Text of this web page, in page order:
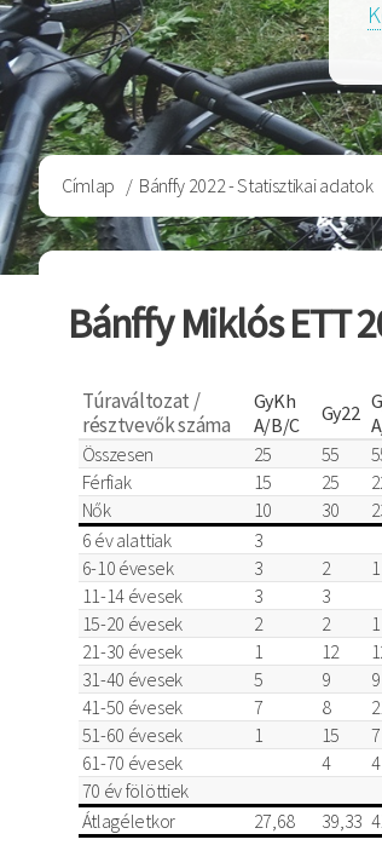
Morzsa
Címlap Bánffy 2022 - Statisztikai adatok
Bánffy Miklós ETT
Túraváltozat /
résztvevők száma
GyKh
A/B/C
Gy22
Összesen
25 55
Férfiak
15 25
Nők
10 30
6 év alattiak
3
6-10 évesek
3 2 1
11-14 évesek
3 3
15-20 évesek
2 2 1
21-30 évesek
1 12
31-40 évesek
5 9 9
41-50 évesek
7 8
51-60 évesek
1 15 7
61-70 évesek
4 4
70 év fölöttiek
Átlagéletkor
27,68 39,33